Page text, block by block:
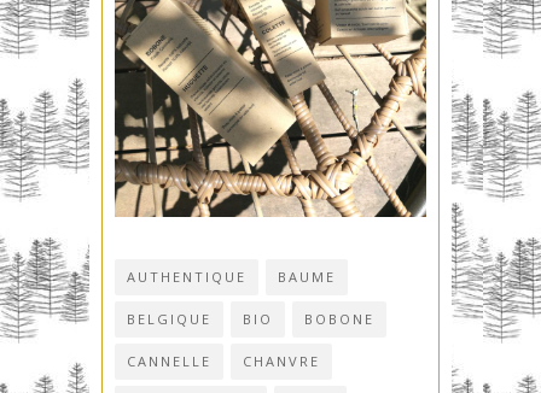
AUTHENTIQUE BAUME
BELGIQUE BIO BOBONE
CANNELLE CHANVRE